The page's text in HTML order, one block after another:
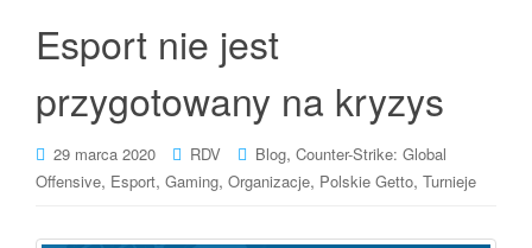
Esport nie jest
przygotowany na kryzys
29 marca 2020 RDV Blog, Counter-Strike: Global
Offensive, Esport, Gaming, Organizacje, Polskie Getto, Turnieje